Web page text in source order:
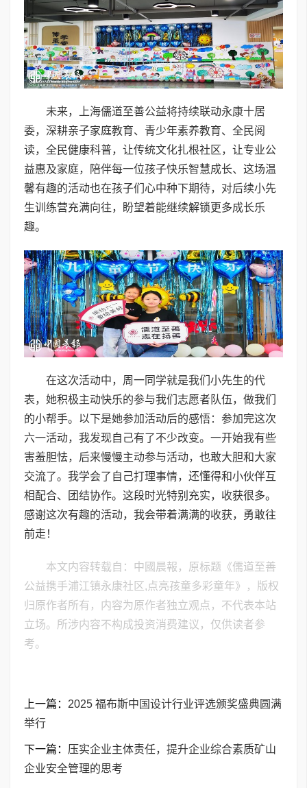
未来，上海儒道至善公益将持续联动永康十居
委，深耕亲子家庭教育、青少年素养教育、全民阅
读，全民健康科普，让传统文化扎根社区，让专业公
益惠及家庭，陪伴每一位孩子快乐智慧成长、这场温
馨有趣的活动也在孩子们心中种下期待，对后续小先
生训练营充满向往，盼望着能继续解锁更多成长乐
趣。
在这次活动中，周一同学就是我们小先生的代
表，她积极主动快乐的参与我们志愿者队伍，做我们
的小帮手。以下是她参加活动后的感悟：参加完这次
六一活动，我发现自己有了不少改变。一开始我有些
害羞胆怯，后来慢慢主动参与活动，也敢大胆和大家
交流了。我学会了自己打理事情，还懂得和小伙伴互
相配合、团结协作。这段时光特别充实，收获很多。
感谢这次有趣的活动，我会带着满满的收获，勇敢往
前走！
本文内容转载自：中國晨報，原标题《儒道至善
公益携手浦江镇永康社区,点亮孩童多彩童年》，版权
归原作者所有，内容为原作者独立观点，不代表本站
立场。所涉内容不构成投资消费建议，仅供读者参
考。
上一篇： 2025 福布斯中国设计行业评选颁奖盛典圆满
举行
下一篇： 压实企业主体责任，提升企业综合素质矿山
企业安全管理的思考